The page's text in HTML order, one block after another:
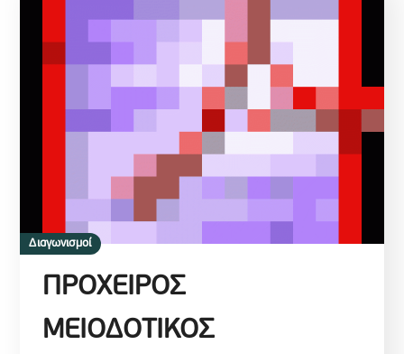
Διαγωνισμοί
ΠΡΟΧΕΙΡΟΣ
ΜΕΙΟΔΟΤΙΚΟΣ